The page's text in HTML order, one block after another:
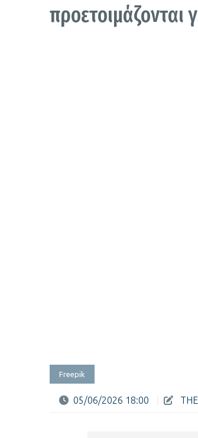
προετοιμάζονται
Freepik
05/06/2026 18:00